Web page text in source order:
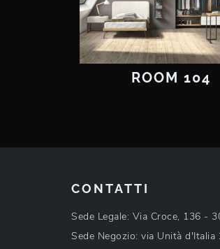
ROOM 104
CONTATTI
Sede Legale: Via Croce, 136 -
Sede Negozio: via Unità